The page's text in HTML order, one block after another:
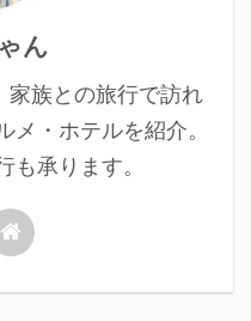
ん
家族との旅行で訪れ
メ・ホテルを紹介。
も承ります。